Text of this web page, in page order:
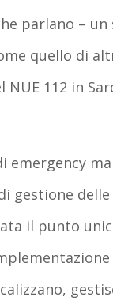
parlano – un
quello di
112 in
gestione
il punto